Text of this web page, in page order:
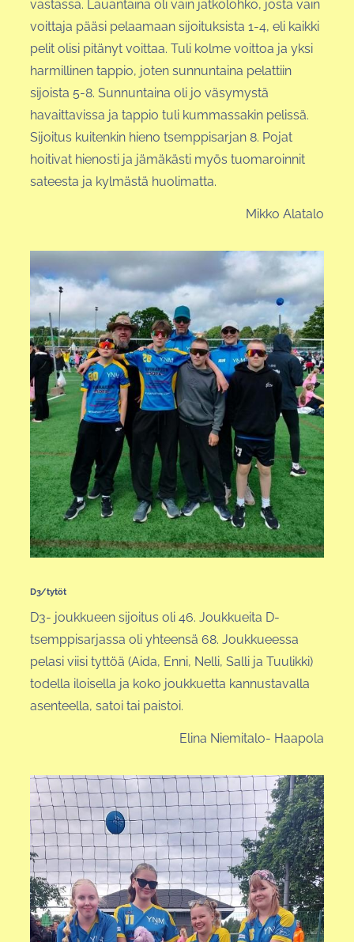
vastassa. Lauantaina oli vain jatkolohko, josta vain
voittaja pääsi pelaamaan sijoituksista 1-4, eli kaikki
pelit olisi pitänyt voittaa. Tuli kolme voittoa ja yksi
harmillinen tappio, joten sunnuntaina pelattiin
sijoista 5-8. Sunnuntaina oli jo väsymystä
havaittavissa ja tappio tuli kummassakin pelissä.
Sijoitus kuitenkin hieno tsemppisarjan 8. Pojat
hoitivat hienosti ja jämäkästi myös tuomaroinnit
sateesta ja kylmästä huolimatta.
Mikko Alatalo
D3/tytöt
D3- joukkueen sijoitus oli 46. Joukkueita D-
tsemppisarjassa oli yhteensä 68. Joukkueessa
pelasi viisi tyttöä (Aida, Enni, Nelli, Salli ja Tuulikki)
todella iloisella ja koko joukkuetta kannustavalla
asenteella, satoi tai paistoi.
Elina Niemitalo- Haapola